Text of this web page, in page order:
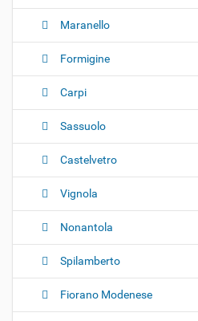
z
n
Maranello
Formigine
Carpi
Sassuolo
Castelvetro
Vignola
Nonantola
Spilamberto
Fiorano Modenese